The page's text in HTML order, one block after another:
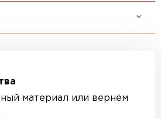
материал или вернём